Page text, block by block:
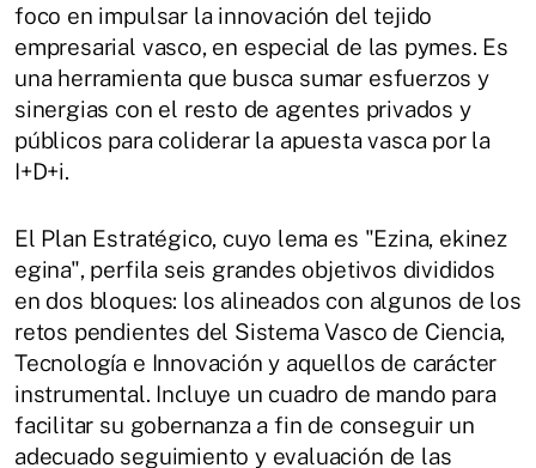
foco en impulsar la innovación del tejido
empresarial vasco, en especial de las pymes. Es
una herramienta que busca sumar esfuerzos y
sinergias con el resto de agentes privados y
públicos para coliderar la apuesta vasca por la
I+D+i.
El Plan Estratégico, cuyo lema es "Ezina, ekinez
egina", perfila seis grandes objetivos divididos
en dos bloques: los alineados con algunos de los
retos pendientes del Sistema Vasco de Ciencia,
Tecnología e Innovación y aquellos de carácter
instrumental. Incluye un cuadro de mando para
facilitar su gobernanza a fin de conseguir un
adecuado seguimiento y evaluación de las